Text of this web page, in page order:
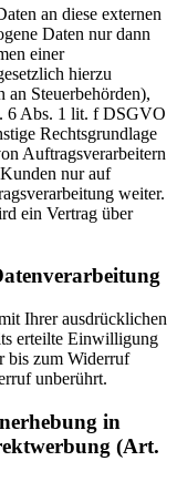
an diese externen
Daten nur dann
einer
hierzu
Steuerbehörden),
6 Abs. 1 lit. f DSGVO
Rechtsgrundlage
Auftragsverarbeitern
nur auf
weiter.
ein Vertrag über
Ihrer ausdrücklichen
erteilte Einwilligung
bis zum Widerruf
unberührt.
in
(Art.